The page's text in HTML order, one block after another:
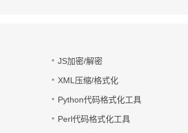
JS加密/解密
XML压缩/格式化
Python代码格式化工具
Perl代码格式化工具